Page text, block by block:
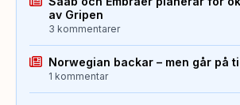
av Gripen
3 kommentarer
Norwegian backar – men går på
1 kommentar